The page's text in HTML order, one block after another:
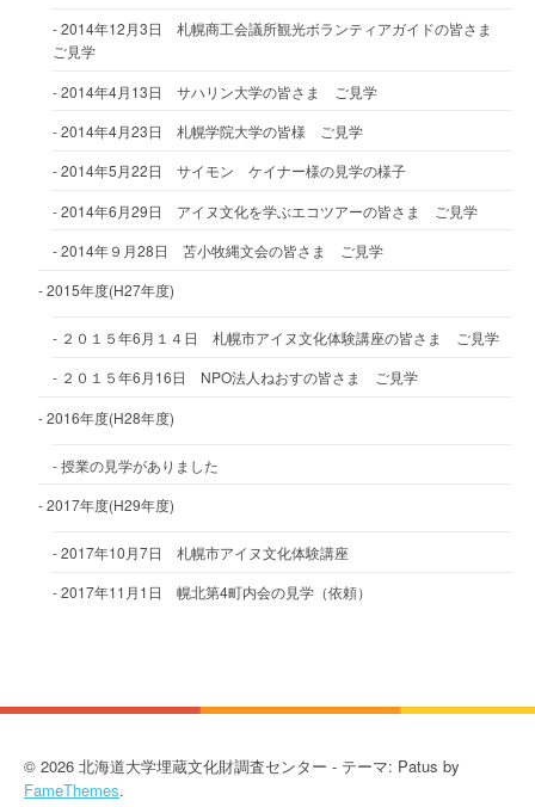
2014年12月3日 札幌商工会議所観光ボランティアガイドの皆さま
ご見学
2014年4月13日 サハリン大学の皆さま ご見学
2014年4月23日 札幌学院大学の皆様 ご見学
2014年5月22日 サイモン ケイナー様の見学の様子
2014年6月29日 アイヌ文化を学ぶエコツアーの皆さま ご見学
2014年９月28日 苫小牧縄文会の皆さま ご見学
2015年度(H27年度)
２０１５年6月１４日 札幌市アイヌ文化体験講座の皆さま ご見学
２０１５年6月16日 NPO法人ねおすの皆さま ご見学
2016年度(H28年度)
授業の見学がありました
2017年度(H29年度)
2017年10月7日 札幌市アイヌ文化体験講座
2017年11月1日 幌北第4町内会の見学（依頼）
© 2026 北海道大学埋蔵文化財調査センター - テーマ: Patus by
FameThemes.